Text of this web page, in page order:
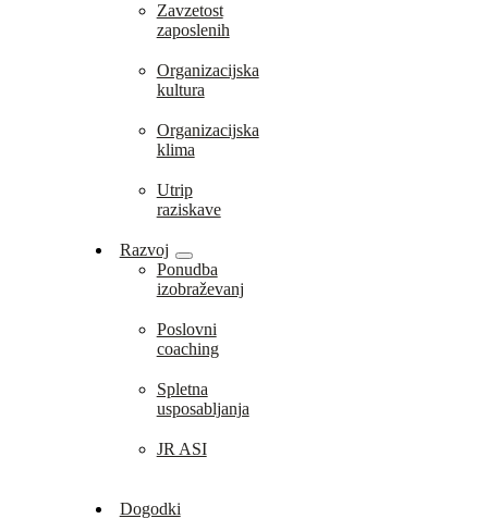
Zavzetost
zaposlenih
Organizacijska
kultura
Organizacijska
klima
Utrip
raziskave
Razvoj
Ponudba
izobraževanj
Poslovni
coaching
Spletna
usposabljanja
JR ASI
Dogodki